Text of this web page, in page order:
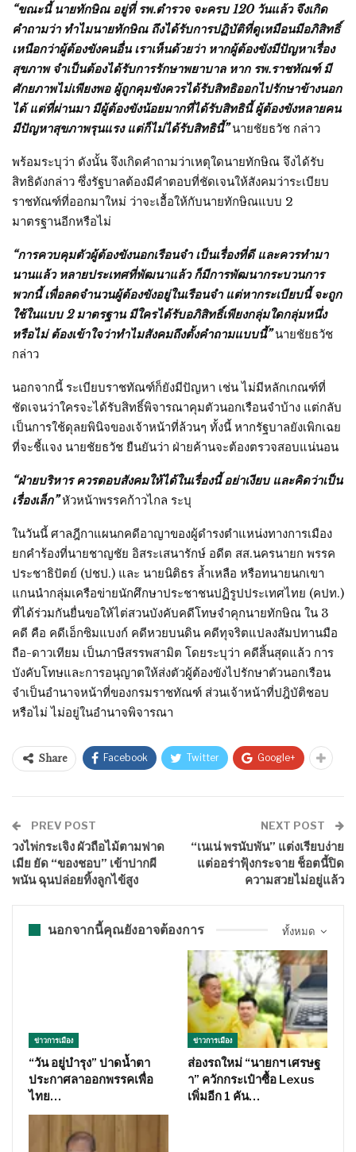
“ขณะนี้ นายทักษิณ อยู่ที่ รพ.ตำรวจ จะครบ 120 วันแล้ว จึงเกิด
คำถามว่า ทำไมนายทักษิณ ถึงได้รับการปฏิบัติที่ดูเหมือนมีอภิสิทธิ์
เหนือกว่าผู้ต้องขังคนอื่น เราเห็นด้วยว่า หากผู้ต้องขังมีปัญหาเรื่อง
สุขภาพ จำเป็นต้องได้รับการรักษาพยาบาล หาก รพ.ราชทัณฑ์ มี
ศักยภาพไม่เพียงพอ ผู้ถูกคุมขังควรได้รับสิทธิออกไปรักษาข้างนอก
ได้ แต่ที่ผ่านมา มีผู้ต้องขังน้อยมากที่ได้รับสิทธินี้ ผู้ต้องขังหลายคน
มีปัญหาสุขภาพรุนแรง แต่ก็ไม่ได้รับสิทธินี้” นายชัยธวัช กล่าว
พร้อมระบุว่า ดังนั้น จึงเกิดคำถามว่าเหตุใดนายทักษิณ จึงได้รับ
สิทธิดังกล่าว ซึ่งรัฐบาลต้องมีคำตอบที่ชัดเจนให้สังคมว่าระเบียบ
ราชทัณฑ์ที่ออกมาใหม่ ว่าจะเอื้อให้กับนายทักษิณแบบ 2
มาตรฐานอีกหรือไม่
“การควบคุมตัวผู้ต้องขังนอกเรือนจำ เป็นเรื่องที่ดี และควรทำมา
นานแล้ว หลายประเทศที่พัฒนาแล้ว ก็มีการพัฒนากระบวนการ
พวกนี้ เพื่อลดจำนวนผู้ต้องขังอยู่ในเรือนจำ แต่หากระเบียบนี้ จะถูก
ใช้ในแบบ 2 มาตรฐาน มีใครได้รับอภิสิทธิ์เพียงกลุ่มใดกลุ่มหนึ่ง
หรือไม่ ต้องเข้าใจว่าทำไมสังคมถึงตั้งคำถามแบบนี้” นายชัยธวัช
กล่าว
นอกจากนี้ ระเบียบราชทัณฑ์ก็ยังมีปัญหา เช่น ไม่มีหลักเกณฑ์ที่
ชัดเจนว่าใครจะได้รับสิทธิ์พิจารณาคุมตัวนอกเรือนจำบ้าง แต่กลับ
เป็นการใช้ดุลยพินิจของเจ้าหน้าที่ล้วนๆ ทั้งนี้ หากรัฐบาลยังเพิกเฉย
ที่จะชี้แจง นายชัยธวัช ยืนยันว่า ฝ่ายค้านจะต้องตรวจสอบแน่นอน
“ฝ่ายบริหาร ควรตอบสังคมให้ได้ในเรื่องนี้ อย่าเงียบ และคิดว่าเป็น
เรื่องเล็ก” หัวหน้าพรรคก้าวไกล ระบุ
ในวันนี้ ศาลฎีกาแผนกคดีอาญาของผู้ดำรงตำแหน่งทางการเมือง
ยกคำร้องที่นายชาญชัย อิสระเสนารักษ์ อดีต สส.นครนายก พรรค
ประชาธิปัตย์ (ปชป.) และ นายนิติธร ล้ำเหลือ หรือทนายนกเขา
แกนนำกลุ่มเครือข่ายนักศึกษาประชาชนปฏิรูปประเทศไทย (คปท.)
ที่ได้ร่วมกันยื่นขอให้ไต่สวนบังคับคดีโทษจำคุกนายทักษิณ ใน 3
คดี คือ คดีเอ็กซิมแบงก์ คดีหวยบนดิน คดีทุจริตแปลงสัมปทานมือ
ถือ-ดาวเทียม เป็นภาษีสรรพสามิต โดยระบุว่า คดีสิ้นสุดแล้ว การ
บังคับโทษและการอนุญาตให้ส่งตัวผู้ต้องขังไปรักษาตัวนอกเรือน
จำเป็นอำนาจหน้าที่ของกรมราชทัณฑ์ ส่วนเจ้าหน้าที่ปฎิบัติชอบ
หรือไม่ ไม่อยู่ในอำนาจพิจารณา
Share Facebook Twitter Google+
PREV POST
วงไพ่กระเจิง ผัวถือไม้ตามฟาด
เมีย ยัด “ของชอบ” เข้าปากผี
พนัน ฉุนปล่อยทิ้งลูกไข้สูง
NEXT POST
“เนเน่ พรนับพัน” แต่งเรียบง่าย
แต่ออร่าฟุ้งกระจาย ช็อตนี้ปิด
ความสวยไม่อยู่แล้ว
ทั้งหมด
นอกจากนี้คุณยังอาจต้องการ
ข่าวการเมือง
“วัน อยู่บำรุง” ปาดน้ำตา
ประกาศลาออกพรรคเพื่อ
ไทย…
ข่าวการเมือง
ส่องรถใหม่ “นายกฯ เศรษฐ
า” ควักกระเป๋าซื้อ Lexus
เพิ่มอีก 1 คัน…